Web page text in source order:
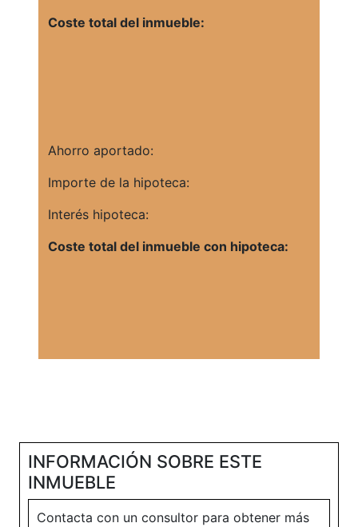
Coste total del inmueble:
Ahorro aportado:
Importe de la hipoteca:
Interés hipoteca:
Coste total del inmueble con hipoteca:
INFORMACIÓN SOBRE ESTE
INMUEBLE
Contacta con un consultor para obtener más